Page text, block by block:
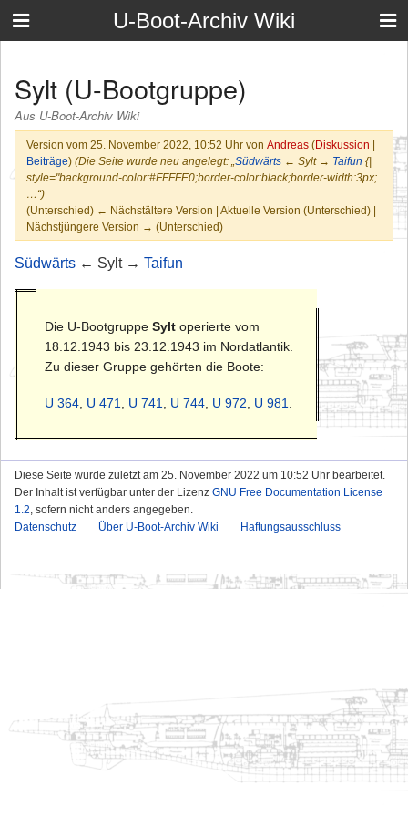
U-Boot-Archiv Wiki
Sylt (U-Bootgruppe)
Aus U-Boot-Archiv Wiki
Version vom 25. November 2022, 10:52 Uhr von Andreas (Diskussion |
Beiträge) (Die Seite wurde neu angelegt: „ Südwärts← Sylt → Taifun {|
style="background-color:#FFFFE0;border-color:black;border-width:3px;
…“)
(Unterschied) ← Nächstältere Version | Aktuelle Version (Unterschied) |
Nächstjüngere Version → (Unterschied)
Südwärts ← Sylt → Taifun
Die U-Bootgruppe Sylt operierte vom
18.12.1943 bis 23.12.1943 im Nordatlantik.
Zu dieser Gruppe gehörten die Boote:
U 364 U 471 U 741 U 744 U 972 U 981
Diese Seite wurde zuletzt am 25. November 2022 um 10:52 Uhr bearbeitet.
Der Inhalt ist verfügbar unter der Lizenz GNU Free Documentation License
1.2, sofern nicht anders angegeben.
Datenschutz
Über U-Boot-Archiv Wiki Haftungsausschluss